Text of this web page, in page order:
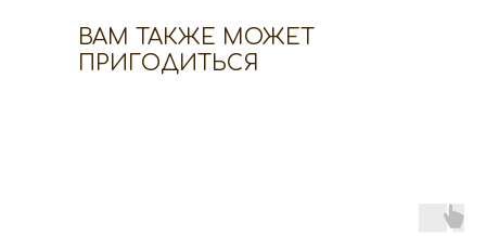
ВАМ ТАКЖЕ МОЖЕТ
ПРИГОДИТЬСЯ